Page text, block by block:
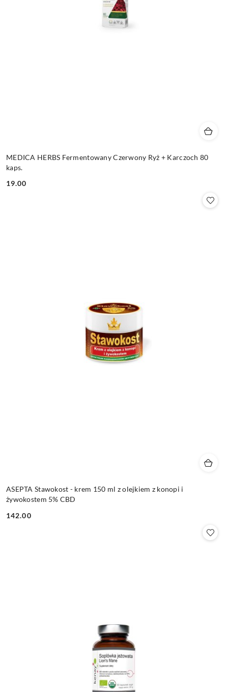
MEDICA HERBS Fermentowany Czerwony Ryż + Karczoch 80
kaps.
Cena:
19.00
ASEPTA Stawokost - krem 150 ml z olejkiem z konopi i
żywokostem 5% CBD
Cena:
142.00